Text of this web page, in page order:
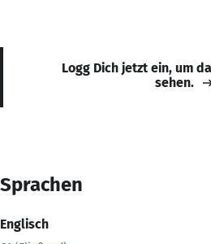
Logg Dich jetzt ein, um
sehen.
Sprachen
Englisch